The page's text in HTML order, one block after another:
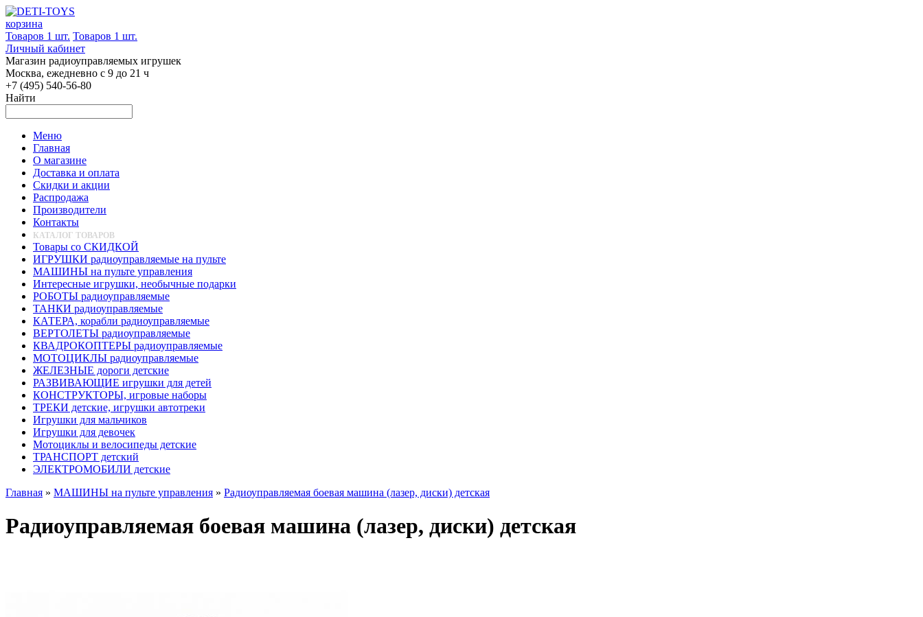
корзина
Товаров 1 шт. Товаров 1 шт.
Личный кабинет
Магазин радиоуправляемых игрушек
Москва, ежедневно с 9 до 21 ч
+7 (495) 540-56-80
Найти
Меню
Главная
О магазине
Доставка и оплата
Скидки и акции
Распродажа
Производители
Контакты
КАТАЛОГ ТОВАРОВ
Товары со СКИДКОЙ
ИГРУШКИ радиоуправляемые на пульте
МАШИНЫ на пульте управления
Интересные игрушки, необычные подарки
РОБОТЫ радиоуправляемые
ТАНКИ радиоуправляемые
КАТЕРА, корабли радиоуправляемые
ВЕРТОЛЕТЫ радиоуправляемые
КВАДРОКОПТЕРЫ радиоуправляемые
МОТОЦИКЛЫ радиоуправляемые
ЖЕЛЕЗНЫЕ дороги детские
РАЗВИВАЮЩИЕ игрушки для детей
КОНСТРУКТОРЫ, игровые наборы
ТРЕКИ детские, игрушки автотреки
Игрушки для мальчиков
Игрушки для девочек
Мотоциклы и велосипеды детские
ТРАНСПОРТ детский
ЭЛЕКТРОМОБИЛИ детские
Главная » МАШИНЫ на пульте управления » Радиоуправляемая боевая машина (лазер, диски) детская
Радиоуправляемая боевая машина (лазер, диски) детская